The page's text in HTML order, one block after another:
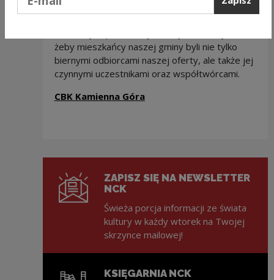
odbiorców, zróżnicowanych pod względem
żeby mieszkańcy naszej gminy byli nie tylko
biernymi odbiorcami naszej oferty, ale także jej
czynnymi uczestnikami oraz współtwórcami.
CBK Kamienna Góra
ZAPISZ SIĘ NA NEWSLETTER
NCK
Świeża porcja informacji ze świata
kultury w każdy wtorek na Twojej
skrzynce mailowej!
KSIĘGARNIA NCK